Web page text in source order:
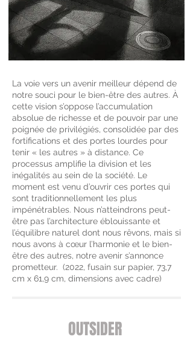
La voie vers un avenir meilleur dépend de
notre souci pour le bien-être des autres. À
cette vision s’oppose l’accumulation
absolue de richesse et de pouvoir par une
poignée de privilégiés, consolidée par des
fortifications et des portes lourdes pour
tenir « les autres » à distance. Ce
processus amplifie la division et les
inégalités au sein de la société. Le
moment est venu d’ouvrir ces portes qui
sont traditionnellement les plus
impénétrables. Nous n’atteindrons peut-
être pas l’architecture éblouissante et
l’équilibre naturel dont nous rêvons, mais si
nous avons à cœur l’harmonie et le bien-
être des autres, notre avenir s’annonce
prometteur. (2022, fusain sur papier, 73,7
cm x 61,9 cm, dimensions avec cadre)
OUTSIDER